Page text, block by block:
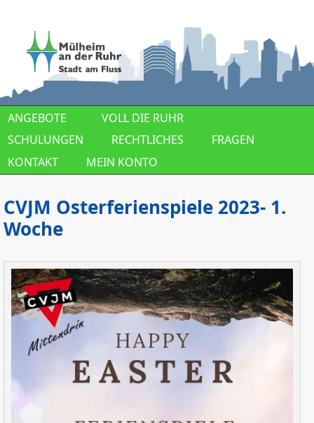
ANGEBOTE
VOLL DIE RUHR
SCHULUNGEN
RECHTLICHES
FRAGEN
KONTAKT
MEIN KONTO
CVJM Osterferienspiele 2023- 1.
Woche